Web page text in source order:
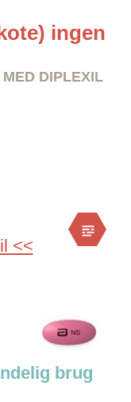
ingen
DIPLEXIL
<<
brug